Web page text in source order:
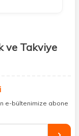
ve Takviye
sizlerle
gerek yok;
ve kapınıza kadar
tamamlayabilir,
e-bültenimize abone